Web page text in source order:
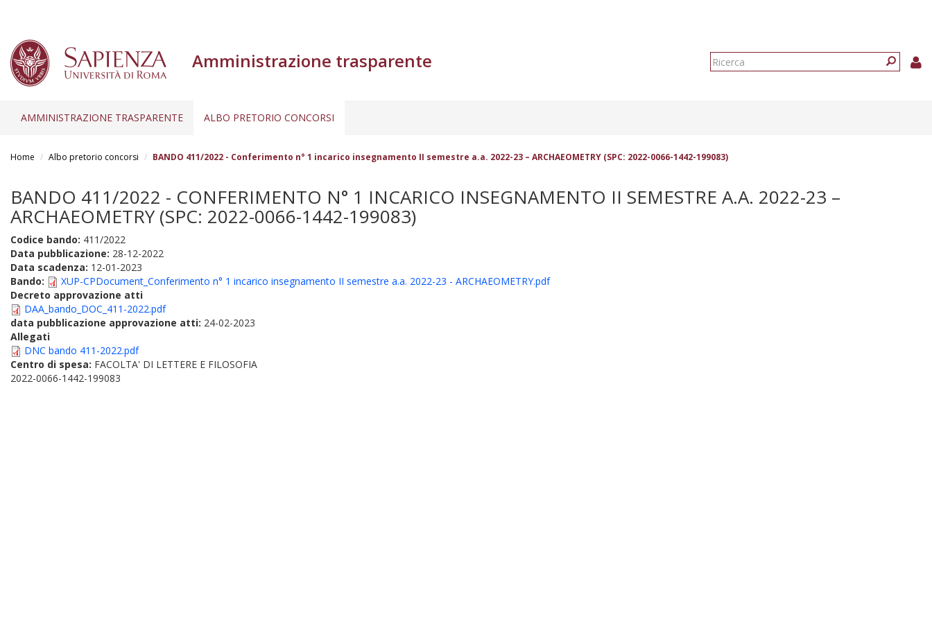
Amministrazione trasparente
Form
AMMINISTRAZIONE TRASPARENTE ALBO PRETORIO CONCORSI
Home Albo pretorio concorsi BANDO 411/2022 - Conferimento n° 1 incarico insegnamento II semestre a.a. 2022-23 – ARCHAEOMETRY (SPC: 2022-0066-1442-199083)
BANDO 411/2022 - CONFERIMENTO N° 1 INCARICO INSEGNAMENTO II SEMESTRE A.A. 2022-23 –
ARCHAEOMETRY (SPC: 2022-0066-1442-199083)
Codice bando: 411/2022
Data pubblicazione: 28-12-2022
Data scadenza: 12-01-2023
Bando:
XUP-CPDocument_Conferimento n° 1 incarico insegnamento II semestre a.a. 2022-23 - ARCHAEOMETRY.pdf
Decreto approvazione atti
DAA_bando_DOC_411-2022.pdf
data pubblicazione approvazione atti: 24-02-2023
Allegati
DNC bando 411-2022.pdf
Centro di spesa: FACOLTA' DI LETTERE E FILOSOFIA
2022-0066-1442-199083